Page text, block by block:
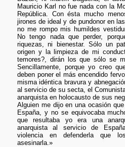
Mauricio Karl no fue nada con la
República. Con ésta mucho
jirones de ideal y de pundonor en
no me rompo mis humildes
No tengo nada que perder,
riquezas, ni bienestar. Sólo un
origen y la limpieza de mi
temores?, dirán los que sólo se
Sencillamente, porque yo creo
deben poner el más encendido
misma idéntica bravura y
al servicio de su secta, el
anarquista en holocausto de sus
Alguien me dijo en una ocasión
España, y no se equivocaba
que resultaba yo era una
anarquista al servicio de
violencia en defenderla que
asesinarla.»